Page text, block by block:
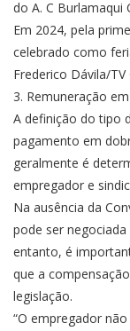
do A. C Burlamaqui
Em 2024, pela
celebrado como
Frederico Dávila/TV
3. Remuneração
A definição do tipo
pagamento em
geralmente é
empregador e
Na ausência da
pode ser
entanto, é
que a
legislação.
“O empregador